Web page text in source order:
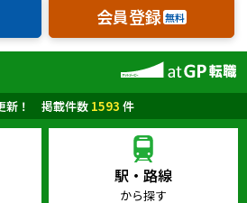
会員登録 無料
新！ 掲載件数 1593 件
駅・路線
から探す
ビス
スカウトサービス
ちら